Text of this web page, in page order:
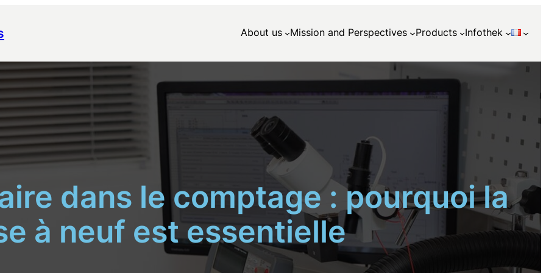
About us Mission and Perspectives Products Infothek
dans le comptage : pourquoi la
à neuf est essentielle